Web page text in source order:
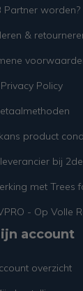
Partner worden?
&
Privacy Policy
product
bij
met Trees
- Op Volle
account
overzicht